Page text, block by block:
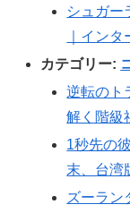
シュガー
｜イン
カテゴリー:
逆転のト
解く階級
1秒先の
末、台湾
ズーラン